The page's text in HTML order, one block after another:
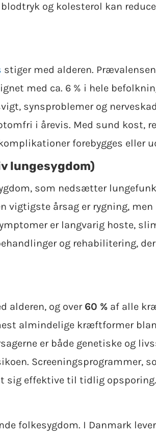
og kolesterol kan
stiger med alderen.
med ca. 6 % i hele
synsproblemer og
i årevis. Med sund kost,
forebygges eller
lungesygdom)
som nedsætter
vigtigste årsag er rygning,
er langvarig hoste,
og rehabilitering,
alderen, og over 60 % af alle
almindelige kræftformer
er både genetiske og
Screeningsprogrammer,
sig effektive til tidlig opsporing.
folkesygdom. I Danmark